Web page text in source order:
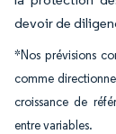
devoir de
*Nos prévisions
comme
croissance de
entre variables.